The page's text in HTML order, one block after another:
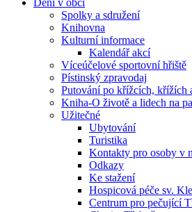
Dění v obci
Spolky a sdružení
Knihovna
Kulturní informace
Kalendář akcí
Víceúčelové sportovní hřiště
Pístinský zpravodaj
Putování po křížcích, křížích
Kniha-O životě a lidech na
Užitečné
Ubytování
Turistika
Kontakty pro osoby v
Odkazy
Ke stažení
Hospicová péče sv.
Centrum pro pečující